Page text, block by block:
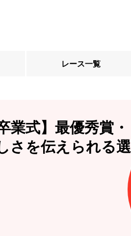
レース一覧
業式】最優秀賞・
さを伝えられる選